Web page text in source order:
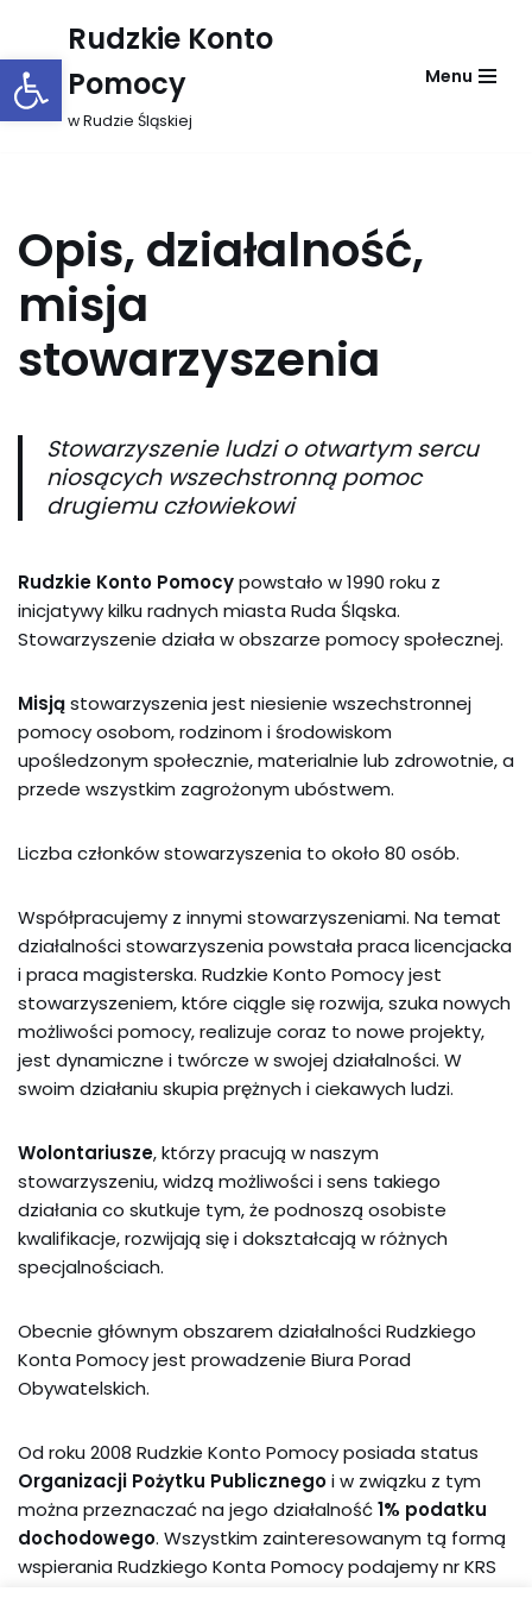
Otwórz pasek narzędzi
Przejdź
do
treści
Rudzkie Konto
Pomocy
w Rudzie Śląskiej
Menu
Opis, działalność,
misja
stowarzyszenia
Stowarzyszenie ludzi o otwartym sercu
niosących wszechstronną pomoc
drugiemu człowiekowi
Rudzkie Konto Pomocypowstało w 1990 roku z
inicjatywy kilku radnych miasta Ruda Śląska.
Stowarzyszenie działa w obszarze pomocy społecznej.
Misjąstowarzyszenia jest niesienie wszechstronnej
pomocy osobom, rodzinom i środowiskom
upośledzonym społecznie, materialnie lub zdrowotnie, a
przede wszystkim zagrożonym ubóstwem.
Liczba członków stowarzyszenia to około 80 osób.
Współpracujemy z innymi stowarzyszeniami. Na temat
działalności stowarzyszenia powstała praca licencjacka
i praca magisterska. Rudzkie Konto Pomocy jest
stowarzyszeniem, które ciągle się rozwija, szuka nowych
możliwości pomocy, realizuje coraz to nowe projekty,
jest dynamiczne i twórcze w swojej działalności. W
swoim działaniu skupia prężnych i ciekawych ludzi.
Wolontariusze, którzy pracują w naszym
stowarzyszeniu, widzą możliwości i sens takiego
działania co skutkuje tym, że podnoszą osobiste
kwalifikacje, rozwijają się i dokształcają w różnych
specjalnościach.
Obecnie głównym obszarem działalności Rudzkiego
Konta Pomocy jest prowadzenie Biura Porad
Obywatelskich.
Od roku 2008 Rudzkie Konto Pomocy posiada status
Organizacji Pożytku Publicznegoi w związku z tym
można przeznaczać na jego działalność1% podatku
dochodowego. Wszystkim zainteresowanym tą formą
wspierania Rudzkiego Konta Pomocy podajemy nr KRS